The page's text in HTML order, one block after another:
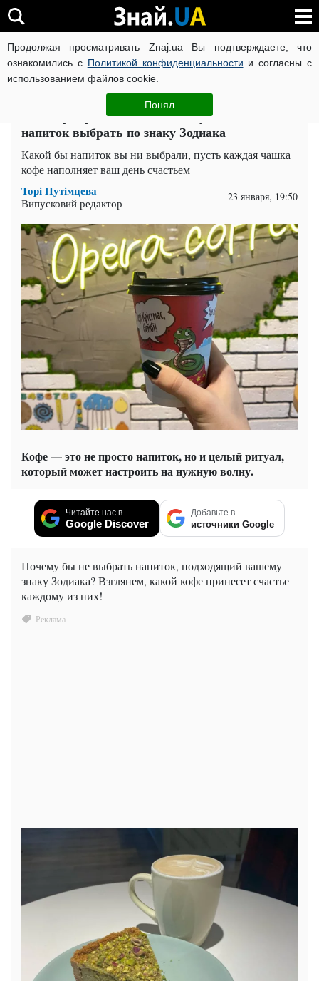
Продолжая просматривать Znaj.ua Вы подтверждаете, что
ознакомились с Политикой конфиденциальности и согласны с
использованием файлов cookie.
Понял
ВОЙНА РОССИИ ПРОТИВ УКРАИНЫ КОРОНАВИРУС В
ЧИТАТИ УКРАЇНСЬКОЮ
Это кофе принесет вам тонны удачи: какой
напиток выбрать по знаку Зодиака
Какой бы напиток вы ни выбрали, пусть каждая чашка
кофе наполняет ваш день счастьем
Торі Путімцева
Випусковий редактор 23 января, 19:50
Кофе — это не просто напиток, но и целый ритуал,
который может настроить на нужную волну.
Читайте нас в
Google Discover
Добавьте в
источники Google
Почему бы не выбрать напиток, подходящий вашему
знаку Зодиака? Взглянем, какой кофе принесет счастье
каждому из них!